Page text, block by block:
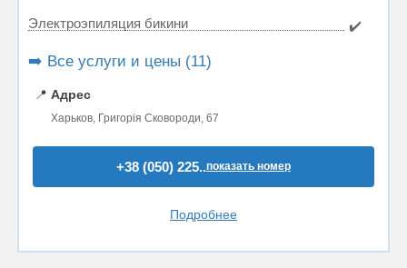
Электроэпиляция бикини ✔️
➡️ Все услуги и цены (11)
📍 Адрес
Харьков, Григорія Сковороди, 67
+38 (050) 225..показать номер
Подробнее